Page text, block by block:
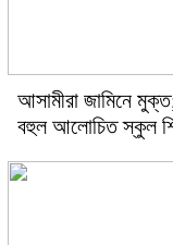
আসামীরা জামিনে
বহুল আলোচিত স্কুল